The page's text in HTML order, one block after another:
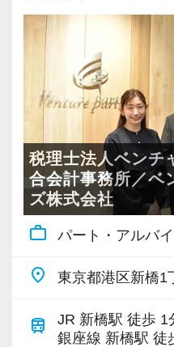
税理士法人ベンチ
合会計事務所／ベ
ズ株式会社
work_outline パート・アルバイ
place 東京都港区新橋1
train
JR 新橋駅 徒歩 1
銀座線 新橋駅 徒